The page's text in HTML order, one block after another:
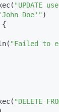
"UPDATE
'John Doe'"
{
"Failed to
"DELETE